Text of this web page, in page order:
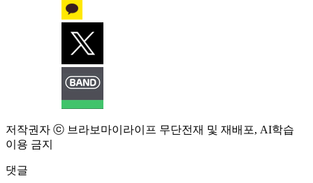
저작권자 ⓒ 브라보마이라이프 무단전재 및 재배포, AI학습
이용 금지
댓글